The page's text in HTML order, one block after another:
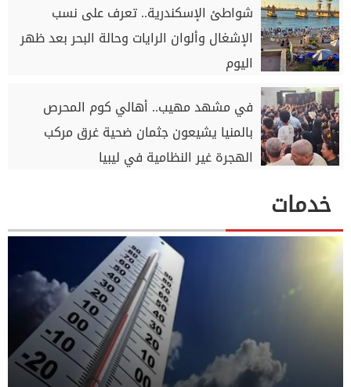
شواطئ الإسكندرية.. تعرف على نسب
الإشغال وألوان الرايات وحالة البحر بعد ظهر
اليوم
في مشهد مهيب.. أهالي كوم المحرص
بالمنيا يشيعون جثمان ضحية غرق مركب
الهجرة غير النظامية في ليبيا
خدمات